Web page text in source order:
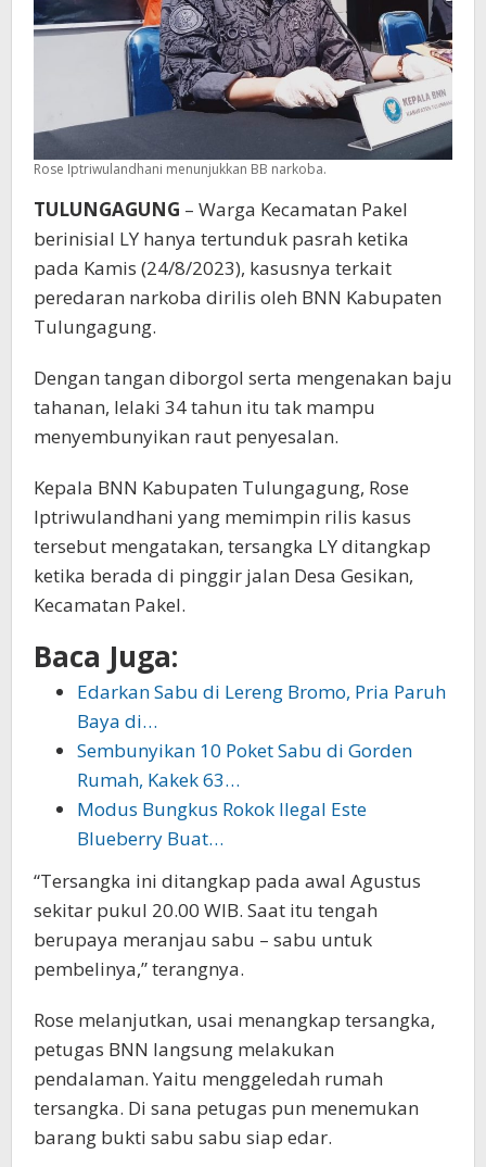
Rose Iptriwulandhani menunjukkan BB narkoba.
TULUNGAGUNG – Warga Kecamatan Pakel
berinisial LY hanya tertunduk pasrah ketika
pada Kamis (24/8/2023), kasusnya terkait
peredaran narkoba dirilis oleh BNN Kabupaten
Tulungagung.
Dengan tangan diborgol serta mengenakan baju
tahanan, lelaki 34 tahun itu tak mampu
menyembunyikan raut penyesalan.
Kepala BNN Kabupaten Tulungagung, Rose
Iptriwulandhani yang memimpin rilis kasus
tersebut mengatakan, tersangka LY ditangkap
ketika berada di pinggir jalan Desa Gesikan,
Kecamatan Pakel.
Baca Juga:
Edarkan Sabu di Lereng Bromo, Pria Paruh
Baya di…
Sembunyikan 10 Poket Sabu di Gorden
Rumah, Kakek 63…
Modus Bungkus Rokok Ilegal Este
Blueberry Buat…
“Tersangka ini ditangkap pada awal Agustus
sekitar pukul 20.00 WIB. Saat itu tengah
berupaya meranjau sabu – sabu untuk
pembelinya,” terangnya.
Rose melanjutkan, usai menangkap tersangka,
petugas BNN langsung melakukan
pendalaman. Yaitu menggeledah rumah
tersangka. Di sana petugas pun menemukan
barang bukti sabu sabu siap edar.